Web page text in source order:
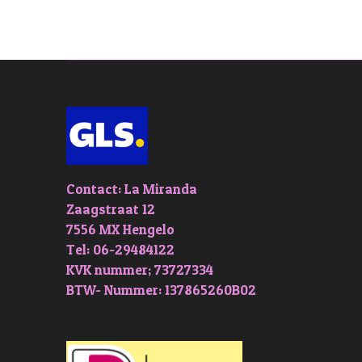
Contact: La Miranda
Zaagstraat 12
7556 MX Hengelo
Tel: 06-29484122
KVK nummer; 73727334
BTW- Nummer: 137865260B02